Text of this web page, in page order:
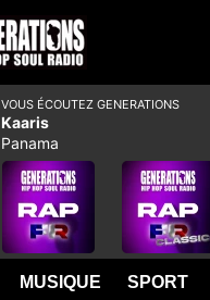
MUSIQUE SPORT
VOUS ÉCOUTEZ GENERATIONS
Kaaris
Panama